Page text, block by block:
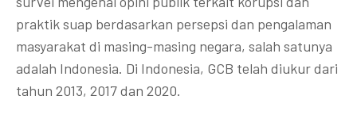
praktik suap berdasarkan persepsi dan pengalaman
masyarakat di masing-masing negara, salah satunya
adalah Indonesia. Di Indonesia, GCB telah diukur dari
tahun 2013, 2017 dan 2020.